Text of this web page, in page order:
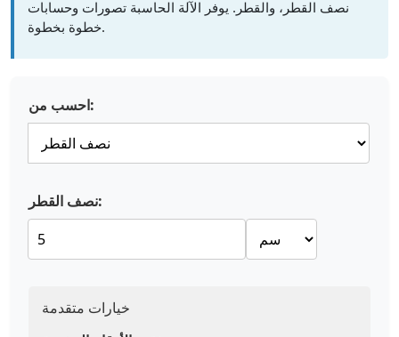
نصف القطر، والقطر. يوفر الآلة الحاسبة تصورات وحسابات
خطوة بخطوة.
احسب من:
نصف القطر:
خيارات متقدمة